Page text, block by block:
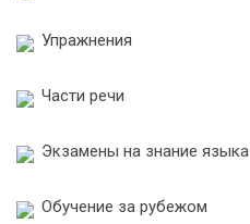
Упражнения
Части речи
Экзамены на знание языка
Обучение за рубежом